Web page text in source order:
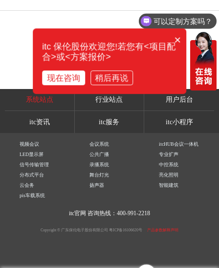
系统站点 行业站点 用户后台
itc资讯 itc服务 itc小程序
视频会议 会议系统
itcHUB会议一体机
LED显示屏
公共广播
专业扩声
信号传输管理
录播系统
中控系统
分布式平台
舞台灯光
亮化照明
云会务
扬声器
智能建筑
pis车载系统
itc官网 咨询热线：400-991-2218
Copyright © 广东保伦电子股份有限公司 粤ICP备16106620号 产品参数解释声明
可以定制方案吗？
×
itc 保伦股份欢迎您!若您有<项目配
合>或<方案报价>
现在咨询 稍后再说